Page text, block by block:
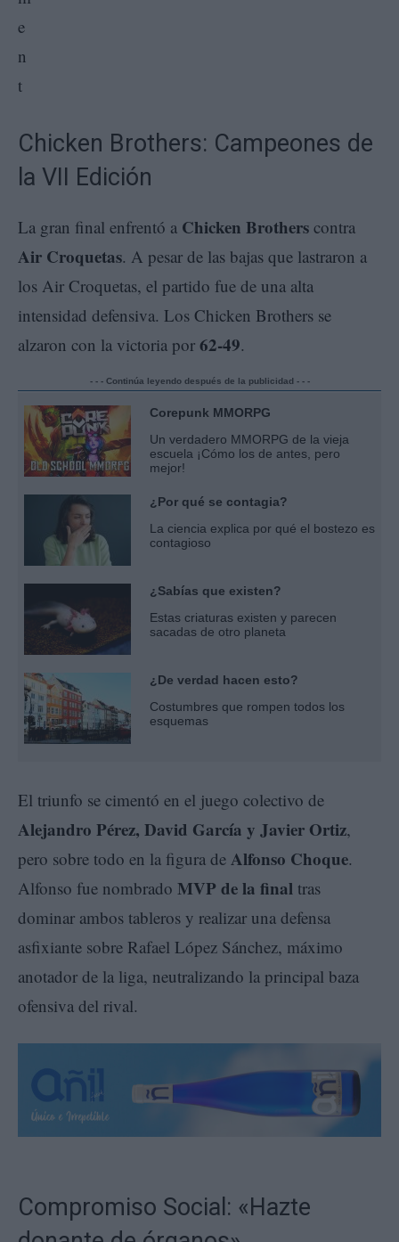
Chicken Brothers: Campeones de
la VII Edición
La gran final enfrentó a Chicken Brothers contra
Air Croquetas. A pesar de las bajas que lastraron a
los Air Croquetas, el partido fue de una alta
intensidad defensiva. Los Chicken Brothers se
alzaron con la victoria por 62-49.
- - - Continúa leyendo después de la publicidad - - -
Corepunk MMORPG
Un verdadero MMORPG de la vieja
escuela ¡Cómo los de antes, pero
mejor!
¿Por qué se contagia?
La ciencia explica por qué el bostezo es
contagioso
¿Sabías que existen?
Estas criaturas existen y parecen
sacadas de otro planeta
¿De verdad hacen esto?
Costumbres que rompen todos los
esquemas
El triunfo se cimentó en el juego colectivo de
Alejandro Pérez, David García y Javier Ortiz,
pero sobre todo en la figura de Alfonso Choque.
Alfonso fue nombrado MVP de la final tras
dominar ambos tableros y realizar una defensa
asfixiante sobre Rafael López Sánchez, máximo
anotador de la liga, neutralizando la principal baza
ofensiva del rival.
Compromiso Social: «Hazte